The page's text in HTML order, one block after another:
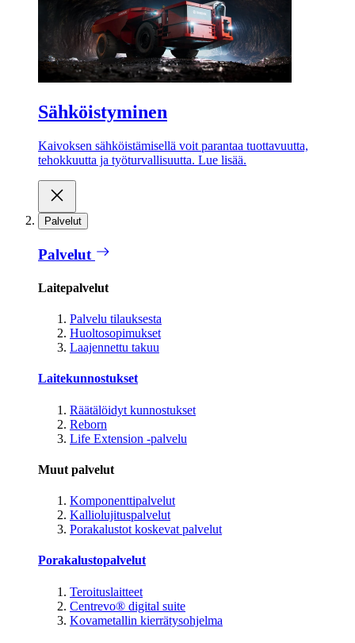
Sähköistyminen
Kaivoksen sähköistämisellä voit parantaa tuottavuutta,
tehokkuutta ja työturvallisuutta. Lue lisää.
Palvelut
Palvelut
Laitepalvelut
Palvelu tilauksesta
Huoltosopimukset
Laajennettu takuu
Laitekunnostukset
Räätälöidyt kunnostukset
Reborn
Life Extension -palvelu
Muut palvelut
Komponenttipalvelut
Kalliolujituspalvelut
Porakalustot koskevat palvelut
Porakalustopalvelut
Teroituslaitteet
Centrevo® digital suite
Kovametallin kierrätysohjelma